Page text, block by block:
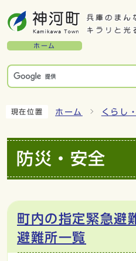
ホーム
現在位置 ホーム くらし
防災・安全
町内の指定緊急避
避難所一覧